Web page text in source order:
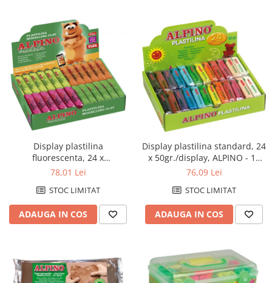
Display plastilina
fluorescenta, 24 x
50gr./display, ALPINO - 6
78,01 Lei
STOC LIMITAT
ADAUGA IN COS
Display plastilina standard, 24
x 50gr./display, ALPINO - 12
culori asortate
76,09 Lei
STOC LIMITAT
ADAUGA IN COS